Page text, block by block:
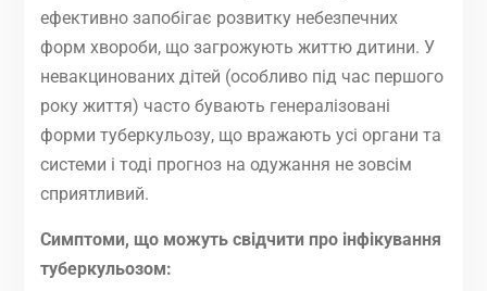
ефективно запобігає розвитку небезпечних
форм хвороби, що загрожують життю дитини. У
невакцинованих дітей (особливо під час першого
року життя) часто бувають генералізовані
форми туберкульозу, що вражають усі органи та
системи і тоді прогноз на одужання не зовсім
сприятливий.
Симптоми, що можуть свідчити про інфікування
туберкульозом: